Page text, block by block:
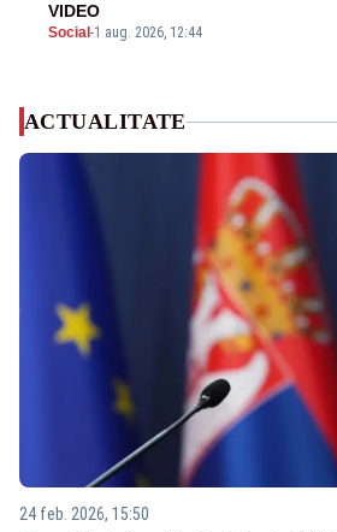
Social -1 aug. 2026, 12:44
VIDEO
ACTUALITATE
24 feb. 2026, 15:50